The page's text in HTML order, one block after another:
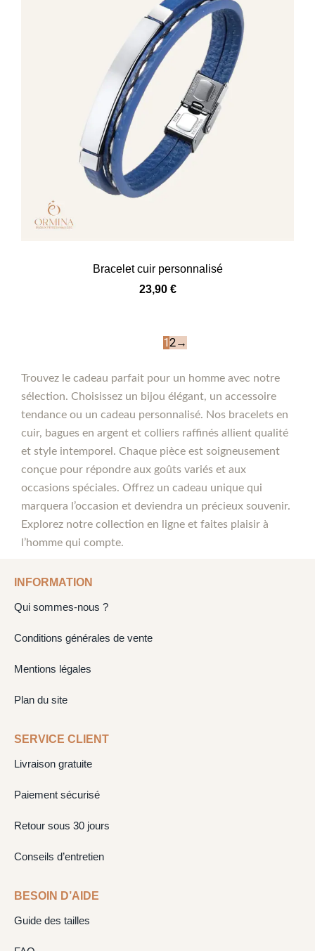
Bracelet cuir personnalisé
23,90 €
12→
Trouvez le cadeau parfait pour un homme avec notre
sélection. Choisissez un bijou élégant, un accessoire
tendance ou un cadeau personnalisé. Nos bracelets en
cuir, bagues en argent et colliers raffinés allient qualité
et style intemporel. Chaque pièce est soigneusement
conçue pour répondre aux goûts variés et aux
occasions spéciales. Offrez un cadeau unique qui
marquera l’occasion et deviendra un précieux souvenir.
Explorez notre collection en ligne et faites plaisir à
l’homme qui compte.
INFORMATION
Qui sommes-nous ?
Conditions générales de vente
Mentions légales
Plan du site
SERVICE CLIENT
Livraison gratuite
Paiement sécurisé
Retour sous 30 jours
Conseils d’entretien
BESOIN D’AIDE
Guide des tailles